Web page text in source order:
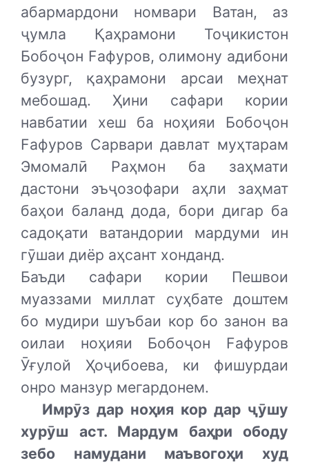
абармардони номвари Ватан, аз
ҷумла Қаҳрамони Тоҷикистон
Бобоҷон Fафуров, олимону адибони
бузург, қаҳрамони арсаи меҳнат
мебошад. Ҳини сафари кории
навбатии хеш ба ноҳияи Бобоҷон
Fафуров Сарвари давлат муҳтарам
Эмомалӣ Раҳмон ба заҳмати
дастони эъҷозофари аҳли заҳмат
баҳои баланд дода, бори дигар ба
садоқати ватандории мардуми ин
гӯшаи диёр аҳсант хонданд.
Баъди сафари кории Пешвои
муаззами миллат суҳбате доштем
бо мудири шуъбаи кор бо занон ва
оилаи ноҳияи Бобоҷон Fафуров
Ӯғулой Ҳоҷибоева, ки фишурдаи
онро манзур мегардонем.
Имрӯз дар ноҳия кор дар ҷӯшу
хурӯш аст. Мардум баҳри ободу
зебо намудани маъвогоҳи худ